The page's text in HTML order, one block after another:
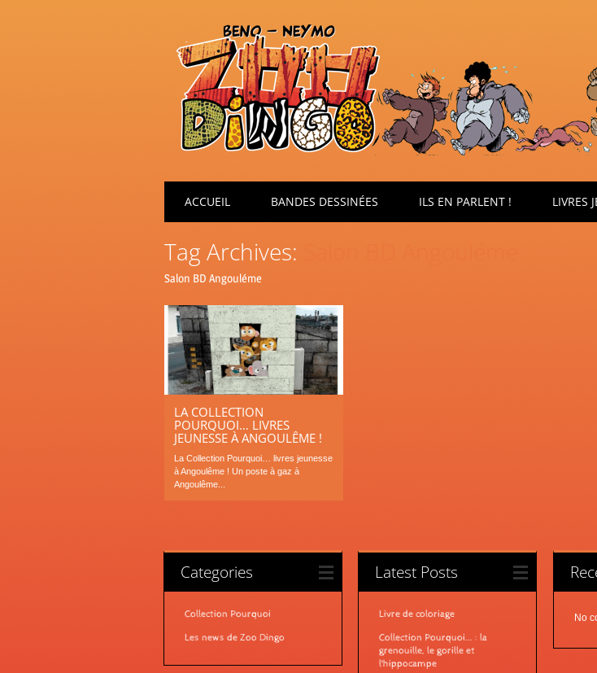
Main menu
ACCUEIL BANDES DESSINÉES ILS EN PARLENT ! LIVRES
Tag Archives:
Salon BD Angouléme
LA COLLECTION
POURQUOI… LIVRES
JEUNESSE À ANGOULÊME !
La Collection Pourquoi… livres jeunesse
à Angoulême ! Un poste à gaz à
Angoulême...
Categories
Collection Pourquoi
Les news de Zoo Dingo
Latest Posts
Livre de coloriage
Collection Pourquoi... : la
grenouille, le gorille et
l'hippocampe
No